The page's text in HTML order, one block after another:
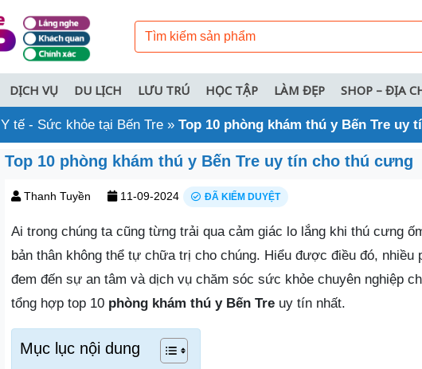
DỊCH VỤ DU LỊCH LƯU TRÚ HỌC TẬP LÀM ĐẸP SHOP – ĐỊA
Y tế - Sức khỏe tại Bến Tre » Top 10 phòng khám thú y Bến Tre uy
Top 10 phòng khám thú y Bến Tre uy tín cho thú cưng
Thanh Tuyền 11-09-2024 ĐÃ KIỂM DUYỆT
Ai trong chúng ta cũng từng trải qua cảm giác lo lắng khi thú cưng
bản thân không thể tự chữa trị cho chúng. Hiểu được điều đó, nhiều
đem đến sự an tâm và dịch vụ chăm sóc sức khỏe chuyên nghiệp
tổng hợp top 10 phòng khám thú y Bến Tre uy tín nhất.
Mục lục nội dung